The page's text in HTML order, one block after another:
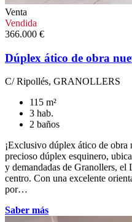
Venta
Vendida
366.000 €
Dúplex ático de obra
C/ Ripollés, GRANOLLERS
115 m²
3 hab.
2 baños
¡Exclusivo dúplex ático de obra
precioso dúplex esquinero,
y demandadas de Granollers,
centro. Con una excelente
por…
Saber más